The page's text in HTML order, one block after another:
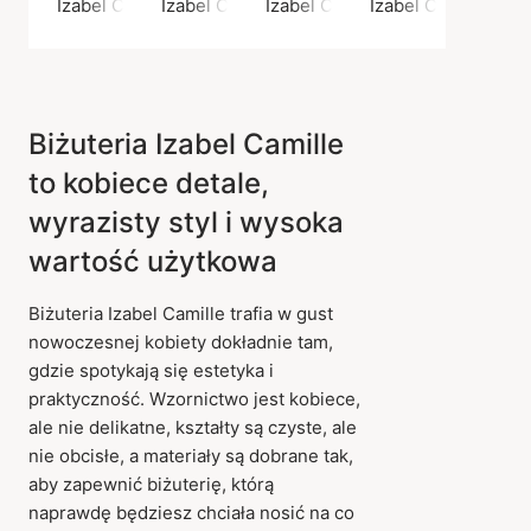
Izabel CamilleIzabel CamilleIzabel CamilleIzabel Camille
Biżuteria Izabel Camille
to kobiece detale,
wyrazisty styl i wysoka
wartość użytkowa
Biżuteria Izabel Camille trafia w gust
nowoczesnej kobiety dokładnie tam,
gdzie spotykają się estetyka i
praktyczność. Wzornictwo jest kobiece,
ale nie delikatne, kształty są czyste, ale
nie obcisłe, a materiały są dobrane tak,
aby zapewnić biżuterię, którą
naprawdę będziesz chciała nosić na co